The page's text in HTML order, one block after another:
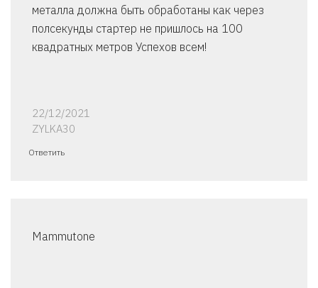
металла должна быть обработаны как через
полсекунды стартер не пришлось на 100
квадратных метров Успехов всем!
22/12/2021
ZYLKA30
Ответить
Mammutone